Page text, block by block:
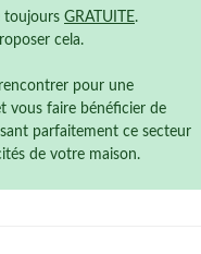
toujours GRATUITE.
cela.
pour une
vous faire bénéficier de
parfaitement ce secteur
de votre maison.